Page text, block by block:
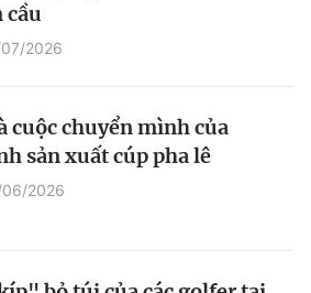
cầu
2026
cuộc chuyển mình của
sản xuất cúp pha lê
06/2026